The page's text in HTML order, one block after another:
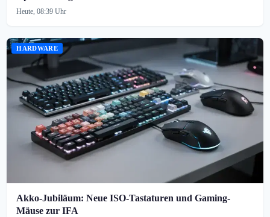
Heute, 08:39 Uhr
HARDWARE
Akko-Jubiläum: Neue ISO-Tastaturen und Gaming-
Mäuse zur IFA